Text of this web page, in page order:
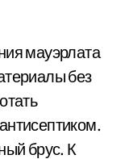
мауэрлата
без
брус. К